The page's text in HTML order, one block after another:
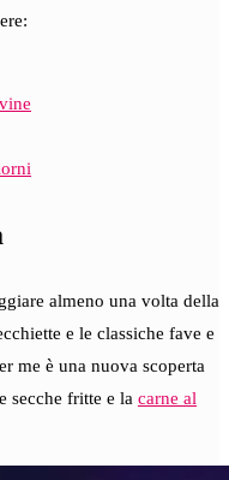
almeno una volta della
e le classiche fave e
me è una nuova scoperta
secche fritte e la carne al